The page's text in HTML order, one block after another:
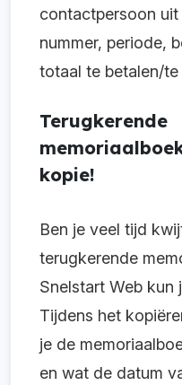
contactpersoon
nummer, periode,
totaal te betalen/
Terugkerende
kopie!
Ben je veel tijd
terugkerende
Snelstart Web kun
Tijdens het
je de
en wat de datum